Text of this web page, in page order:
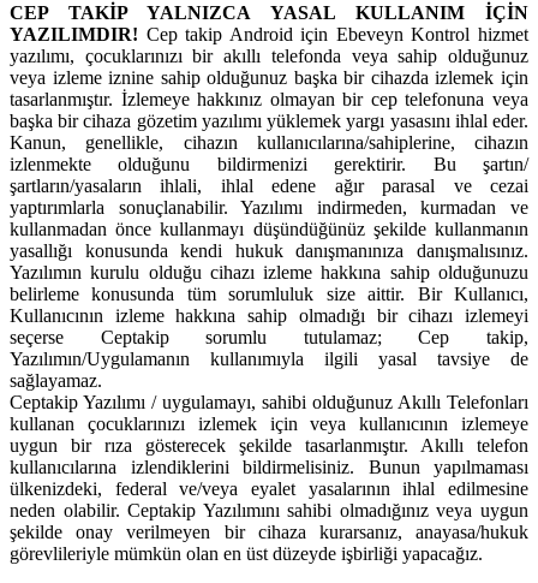
CEP TAKİP YALNIZCA YASAL KULLANIM İÇİN
YAZILIMDIR! Cep takip Android için Ebeveyn Kontrol hizmet
yazılımı, çocuklarınızı bir akıllı telefonda veya sahip olduğunuz
veya izleme iznine sahip olduğunuz başka bir cihazda izlemek için
tasarlanmıştır. İzlemeye hakkınız olmayan bir cep telefonuna veya
başka bir cihaza gözetim yazılımı yüklemek yargı yasasını ihlal eder.
Kanun, genellikle, cihazın kullanıcılarına/sahiplerine, cihazın
izlenmekte olduğunu bildirmenizi gerektirir. Bu şartın/
şartların/yasaların ihlali, ihlal edene ağır parasal ve cezai
yaptırımlarla sonuçlanabilir. Yazılımı indirmeden, kurmadan ve
kullanmadan önce kullanmayı düşündüğünüz şekilde kullanmanın
yasallığı konusunda kendi hukuk danışmanınıza danışmalısınız.
Yazılımın kurulu olduğu cihazı izleme hakkına sahip olduğunuzu
belirleme konusunda tüm sorumluluk size aittir. Bir Kullanıcı,
Kullanıcının izleme hakkına sahip olmadığı bir cihazı izlemeyi
seçerse Ceptakip sorumlu tutulamaz; Cep takip,
Yazılımın/Uygulamanın kullanımıyla ilgili yasal tavsiye de
sağlayamaz.
Ceptakip Yazılımı / uygulamayı, sahibi olduğunuz Akıllı Telefonları
kullanan çocuklarınızı izlemek için veya kullanıcının izlemeye
uygun bir rıza gösterecek şekilde tasarlanmıştır. Akıllı telefon
kullanıcılarına izlendiklerini bildirmelisiniz. Bunun yapılmaması
ülkenizdeki, federal ve/veya eyalet yasalarının ihlal edilmesine
neden olabilir. Ceptakip Yazılımını sahibi olmadığınız veya uygun
şekilde onay verilmeyen bir cihaza kurarsanız, anayasa/hukuk
görevlileriyle mümkün olan en üst düzeyde işbirliği yapacağız.